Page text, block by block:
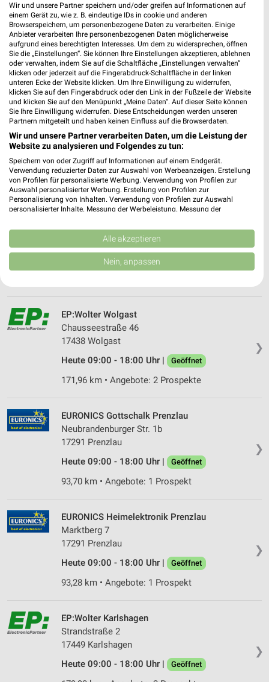
expert Nord Neuenkirchen
Marktflecken 1
17498 Neuenkirchen
Heute 09:00 - 19:00 Uhr | Geöffnet
177,91 km
EURONICS Schneider Grimmen
Mühlenstr. 7
18507 Grimmen
Heute 09:00 - 18:00 Uhr | Geöffnet
178,70 km • Angebote: 1 Prospekt
❯
EURONICS Städing Wolgast
17438 Wolgast
Heute 09:00 - 18:00 Uhr |
❯
EP:Wolter Wolgast
Chausseestraße 46
17438 Wolgast
Heute 09:00 - 18:00 Uhr |
Geöffnet
171,96 km • Angebote: 2 Prospekte
❯
EURONICS Gottschalk Prenzlau
Neubrandenburger Str. 1b
17291 Prenzlau
Heute 09:00 - 18:00 Uhr |
Geöffnet
93,70 km • Angebote: 1 Prospekt
❯
EURONICS Heimelektronik Prenzlau
Marktberg 7
17291 Prenzlau
Heute 09:00 - 18:00 Uhr |
Geöffnet
93,28 km • Angebote: 1 Prospekt
❯
EP:Wolter Karlshagen
Strandstraße 2
17449 Karlshagen
Heute 09:00 - 18:00 Uhr |
Geöffnet
Wir und unsere Partner speichern und/oder greifen auf Informationen auf
einem Gerät zu, wie z. B. eindeutige IDs in cookie und anderen
Browserspeichern, um personenbezogene Daten zu verarbeiten. Einige
Anbieter verarbeiten Ihre personenbezogenen Daten möglicherweise
aufgrund eines berechtigten Interesses. Um dem zu widersprechen, öffnen
Sie die „Einstellungen“. Sie können Ihre Einstellungen akzeptieren, ablehnen
oder verwalten, indem Sie auf die Schaltfläche „Einstellungen verwalten“
klicken oder jederzeit auf die Fingerabdruck-Schaltfläche in der linken
unteren Ecke der Website klicken. Um Ihre Einwilligung zu widerrufen,
klicken Sie auf den Fingerabdruck oder den Link in der Fußzeile der Website
und klicken Sie auf den Menüpunkt „Meine Daten“. Auf dieser Seite können
Sie Ihre Einwilligung widerrufen. Diese Entscheidungen werden unseren
Partnern mitgeteilt und haben keinen Einfluss auf die Browserdaten.
Wir und unsere Partner verarbeiten Daten, um die Leistung der
Website zu analysieren und Folgendes zu tun:
Speichern von oder Zugriff auf Informationen auf einem Endgerät.
Verwendung reduzierter Daten zur Auswahl von Werbeanzeigen. Erstellung
von Profilen für personalisierte Werbung. Verwendung von Profilen zur
Auswahl personalisierter Werbung. Erstellung von Profilen zur
Personalisierung von Inhalten. Verwendung von Profilen zur Auswahl
personalisierter Inhalte. Messung der Werbeleistung. Messung der
Kombinationen von Daten aus verschiedenen Quellen. Entwicklung und
Verbesserung der Angebote. Verwendung reduzierter Daten zur Auswahl
von Inhalten.
Daten können außerhalb der Europäischen Union weitergegeben und in die
Website/App.
Wir nutzen Ihre Daten für folgende Zwecke:
Speichern von oder Zugriff auf Informationen
auf einem Endgerät
Erstellung von Profilen für personalisierte
Werbung
Verwendung von Profilen zur Auswahl
Verwendung von Profilen zur Auswahl
personalisierter Inhalte
Messung der Werbeleistung
Messung der Performance von Inhalten
Analyse von Zielgruppen durch Statistiken oder
Kombinationen von Daten aus verschiedenen
Quellen
Entwicklung und Verbesserung der Angebote
Alle akzeptieren
Nein, anpassen